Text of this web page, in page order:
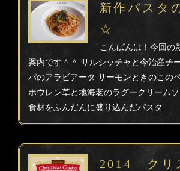
新作パスタ
☆
こんばんは！今回の
案内です＾＾ サルシッチャと今治産チ
パのアラビアータ サーモンときのこの
ホウレン草と地海老のラグークリーム
食材をふんだんに盛り込んだパスタ
2014 クリ